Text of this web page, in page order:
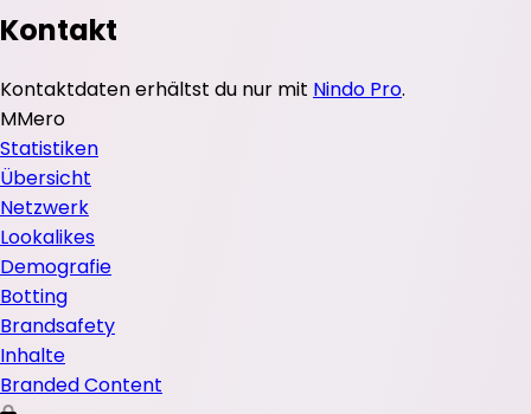
Kontakt
Kontaktdaten erhältst du nur mit Nindo Pro.
MMero
Statistiken
Übersicht
Netzwerk
Lookalikes
Demografie
Botting
Brandsafety
Inhalte
Branded Content